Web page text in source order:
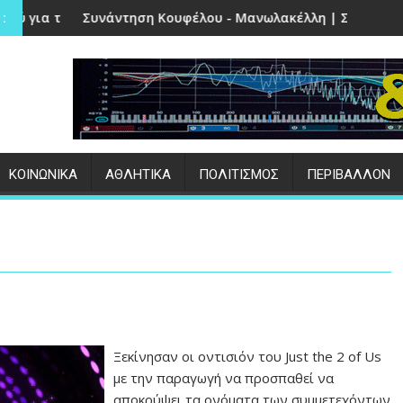
Πέτρα
Κουφέλου - Μανωλακέλλη | Στο επίκεντρο το παλιό
Επιτυχημένες
ΚΟΙΝΩΝΙΚΑ ΑΘΛΗΤΙΚΑ ΠΟΛΙΤΙΣΜΟΣ ΠΕΡΙΒΑΛΛΟΝ
Ξεκίνησαν οι οντισιόν του Just the 2 of Us
με την παραγωγή να προσπαθεί να
αποκρύψει τα ονόματα των συμμετεχόντων